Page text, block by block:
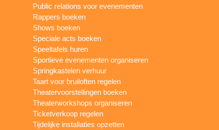
Public relations voor evenementen
Rappers boeken
Shows boeken
Speciale acts boeken
Speeltafels huren
Sportieve evenementen organiseren
Springkastelen verhuur
Taart voor bruiloften regelen
Theatervoorstellingen boeken
Theaterworkshops organiseren
Ticketverkoop regelen
Tijdelijke installaties opzetten